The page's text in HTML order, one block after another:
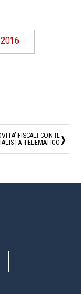
FISCALI CON IL
TELEMATICO ›